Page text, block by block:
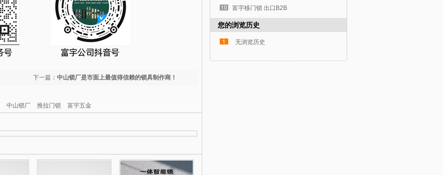
下一篇： 中山锁厂是市面上最值得信赖的锁具制作商！
中山锁厂 推拉门锁 富宇五金
富宇移门锁 出口B2B
您的浏览历史
无浏览历史